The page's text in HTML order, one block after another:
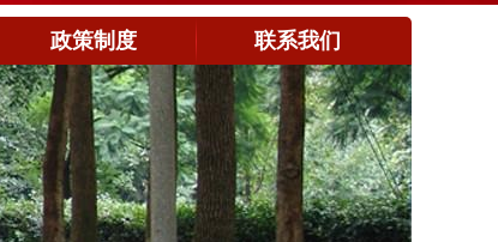
政策制度 联系我们